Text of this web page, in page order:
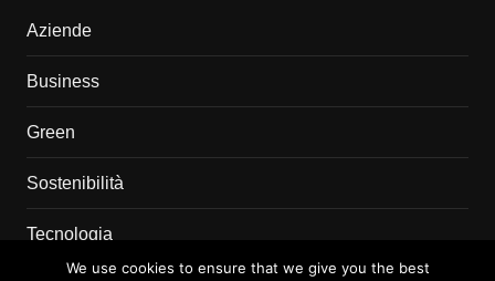
Aziende
Business
Green
Sostenibilità
Tecnologia
We use cookies to ensure that we give you the best